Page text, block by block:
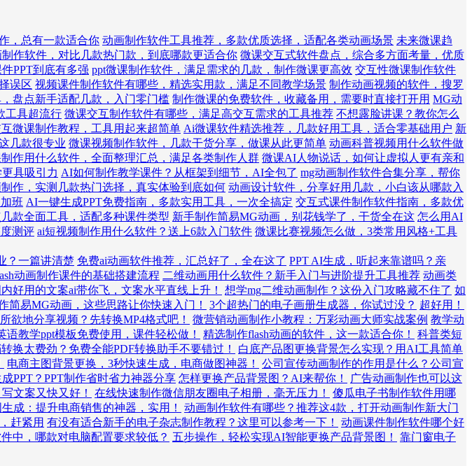
，总有一款适合你 动画制作软件工具推荐，多款优质选择，适配各类动画场景 未来微课趋
作软件，对比几款热门款，到底哪款更适合你 微课交互式软件盘点，综合多方面考量，优质
PPT到底有多强 ppt微课制作软件，满足需求的几款，制作微课更高效 交互性微课制作软件
误区 视频课件制作软件有哪些，精选实用款，满足不同教学场景 制作动画视频的软件，搜罗
盘点新手适配几款，入门零门槛 制作微课的免费软件，收藏备用，需要时直接打开用 MG动
工具超流行 微课交互制作软件有哪些，满足高交互需求的工具推荐 不想露脸讲课？教你怎么
微课制作教程，工具用起来超简单 Ai微课软件精选推荐，几款好用工具，适合零基础用户 新
几款很专业 微课视频制作软件，几款干货分享，做课从此更简单 动画科普视频用什么软件做
作用什么软件，全面整理汇总，满足各类制作人群 微课AI人物说话，如何让虚拟人更有亲和
具吸引力 AI如何制作教学课件？从框架到细节，AI全包了 mg动画制作软件合集分享，帮你
作，实测几款热门选择，真实体验到底如何 动画设计软件，分享好用几款，小白该从哪款入
班 AI一键生成PPT免费指南，多款实用工具，一次全搞定 交互式课件制作软件指南，多款优
款全面工具，适配多种课件类型 新手制作简易MG动画，别花钱学了，干货全在这 怎么用AI
测评 ai短视频制作用什么软件？送上6款入门软件 微课比赛视频怎么做，3类常用风格+工具
？一篇讲清楚 免费ai动画软件推荐，汇总好了，全在这了 PPT AI生成，听起来靠谱吗？亲
动画制作课件的基础搭建流程 二维动画用什么软件？新手入门与进阶提升工具推荐 动画类
内好用的文案ai带你飞，文案水平直线上升！ 想学mg二维动画制作？这份入门攻略藏不住了 如
简易MG动画，这些思路让你快速入门！ 3个超热门的电子画册生成器，你试过没？ 超好用！
欲地分享视频？先转换MP4格式吧！ 微营销动画制作小教程：万彩动画大师实战案例 教学动
语教学ppt模板免费使用，课件轻松做！ 精选制作flash动画的软件，这一款适合你！
科普类短
换太费劲？免费全能PDF转换助手不要错过！
白底产品图更换背景怎么实现？用AI工具简单
电商主图背景更换，3秒快速生成，电商做图神器！
公司宣传动画制作的作用是什么？公司宣
PPT？PPT制作省时省力神器分享 怎样更换产品背景图？AI来帮你！
广告动画制作也可以这
文案又快又好！ 在线快速制作微信朋友圈电子相册，毫无压力！
傻瓜电子书制作软件用哪
成：提升电商销售的神器，实用！
动画制作软件有哪些？推荐这4款，打开动画制作新大门
赶紧用 有没有适合新手的电子杂志制作教程？这里可以参考一下！
动画课件制作软件哪个好
中，哪款对电脑配置要求较低？ 五步操作，轻松实现AI智能更换产品背景图！
靠门窗电子